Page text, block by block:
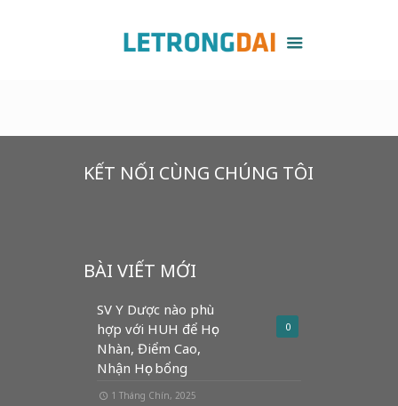
KẾT NỐI CÙNG CHÚNG TÔI
BÀI VIẾT MỚI
0
SV Y Dược nào phù
hợp với HUH để Học
Nhàn, Điểm Cao,
Nhận Học bổng
1 Tháng Chín, 2025